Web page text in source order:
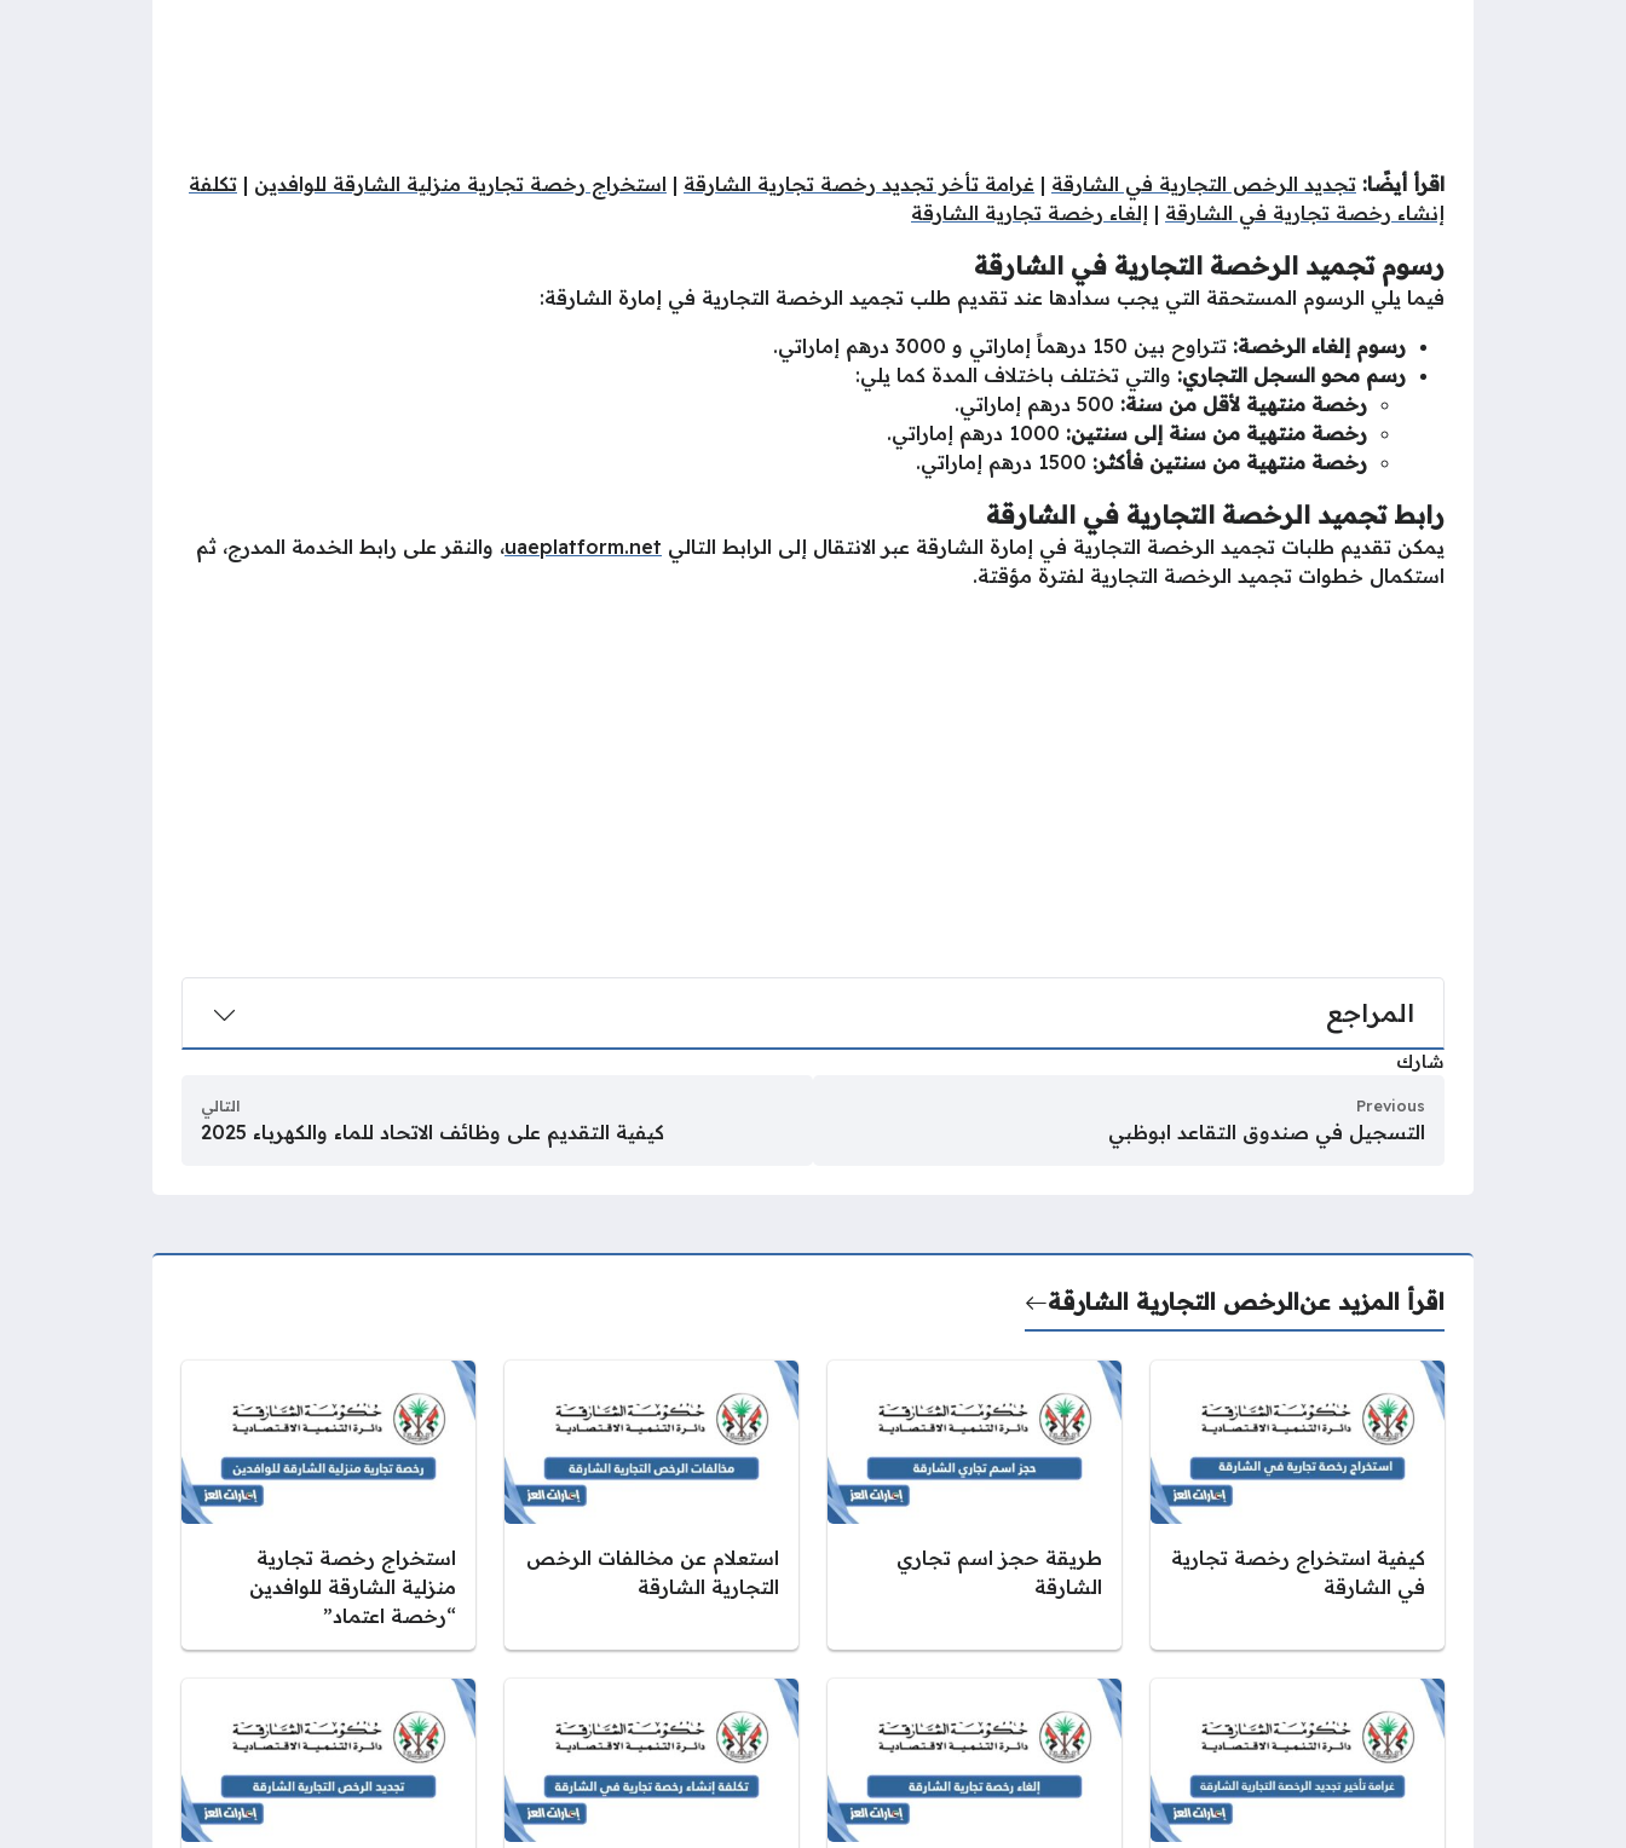
اقرأ أيضًا: تجديد الرخص التجارية في الشارقة | غرامة تأخر تجديد رخصة تجارية الشارقة | استخراج رخصة تجارية منزلية الشارقة للوافدين | تكلفة
إنشاء رخصة تجارية في الشارقة | إلغاء رخصة تجارية الشارقة
رسوم تجميد الرخصة التجارية في الشارقة
فيما يلي الرسوم المستحقة التي يجب سدادها عند تقديم طلب تجميد الرخصة التجارية في إمارة الشارقة:
رسوم إلغاء الرخصة: تتراوح بين 150 درهماً إماراتي و 3000 درهم إماراتي.
رسم محو السجل التجاري: والتي تختلف باختلاف المدة كما يلي:
رخصة منتهية لأقل من سنة:
رخصة منتهية من سنة إلى سنتين:
رخصة منتهية من سنتين فأكثر:
رابط تجميد الرخصة التجارية في الشارقة
يمكن تقديم طلبات تجميد الرخصة التجارية في إمارة الشارقة عبر الانتقال إلى الرابط التالي uaeplatform.net، والنقر على رابط الخدمة المدرج، ثم
استكمال خطوات تجميد الرخصة التجارية لفترة مؤقتة.
المراجع
شارك
Previous
التسجيل في صندوق التقاعد ابوظبي
التالي
كيفية التقديم على وظائف الاتحاد للماء والكهرباء 2025
اقرأ المزيد عنالرخص التجارية الشارقة
كيفية استخراج رخصة تجارية
في الشارقة
طريقة حجز اسم تجاري
الشارقة
استعلام عن مخالفات الرخص
التجارية الشارقة
استخراج رخصة تجارية
منزلية الشارقة للوافدين
“رخصة اعتماد”